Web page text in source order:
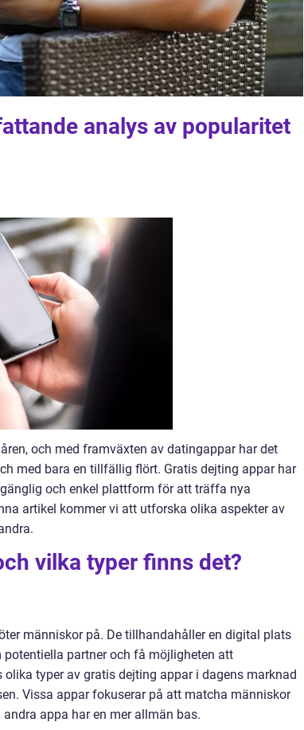
analys av popularitet
och med framväxten av datingappar har det
med bara en tillfällig flört. Gratis dejting appar har
och enkel plattform för att träffa nya
artikel kommer vi att utforska olika aspekter av
vilka typer finns det?
människor på. De tillhandahåller en digital plats
partner och få möjligheten att
typer av gratis dejting appar i dagens marknad
Vissa appar fokuserar på att matcha människor
appa har en mer allmän bas.